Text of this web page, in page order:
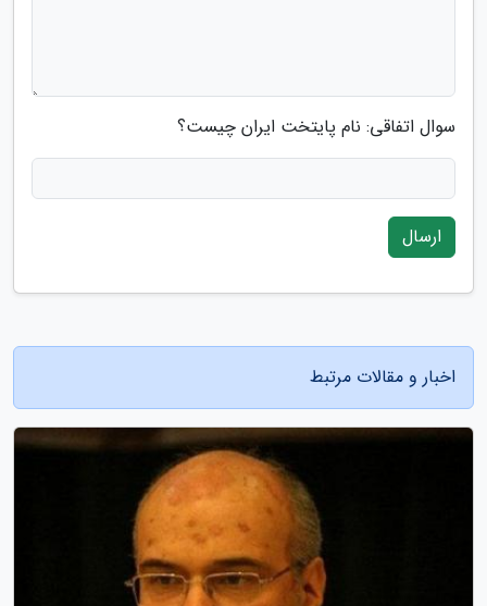
سوال اتفاقی: نام پایتخت ایران چیست؟
ارسال
اخبار و مقالات مرتبط